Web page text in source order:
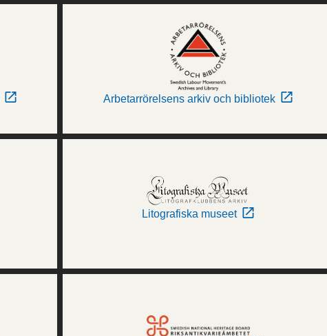
Arbetarrörelsens arkiv och bibliotek
Litografiska museet